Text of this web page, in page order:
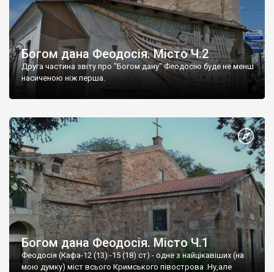
Богом дана Феодосія. Місто Ч.2
Друга частина звіту про "Богом дану" Феодосію буде не менш
насиченою ніж перша.
Богом дана Феодосія. Місто Ч.1
Феодосія (Кафа-12 (13) -15 (18) ст) - одне з найцікавіших (на
мою думку) міст всього Кримського півострова .Ну,але